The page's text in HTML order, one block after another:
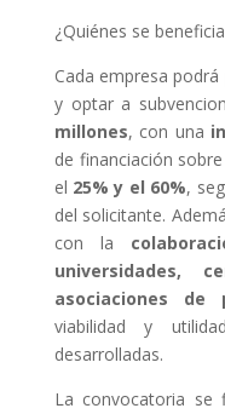
¿Quiénes se
Cada empresa
y optar a
millones, con una
de financiación
el 25% y el 60%,
del solicitante.
con la
universidades,
asociaciones de
viabilidad y
desarrolladas.
La convocatoria se